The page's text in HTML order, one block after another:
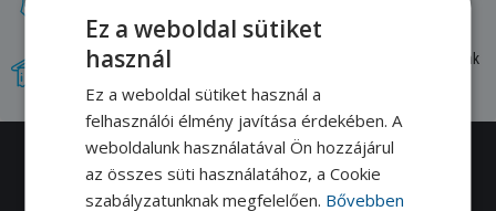
Újdonságok, amelyeket tőlünk szerezhetsz be először. Mi magunk
Több, mint 12 ezer úszó nem tévedhet.
Ez a weboldal sütiket
használ
Ez a weboldal sütiket használ a
felhasználói élmény javítása érdekében. A
weboldalunk használatával Ön hozzájárul
az összes süti használatához, a Cookie
szabályzatunknak megfelelően. Bővebben